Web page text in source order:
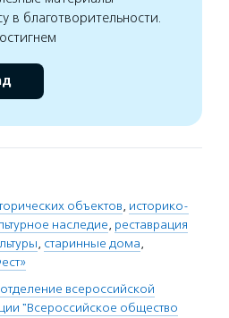
в благотворительности.
объектов, историко-
наследие, реставрация
, старинные дома,
всероссийской
"Всероссийское общество